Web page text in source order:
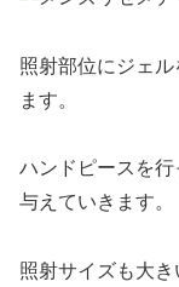
照射部位にジェ
ます。
ハンドピースを
与えていきます。
照射サイズも大